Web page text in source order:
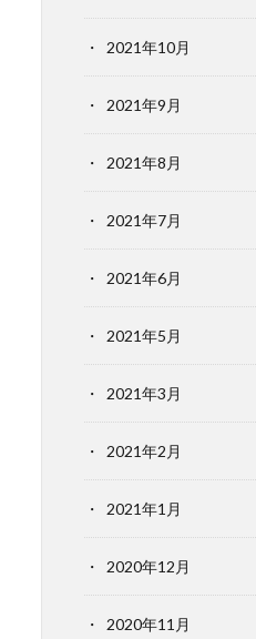
2021年10月
2021年9月
2021年8月
2021年7月
2021年6月
2021年5月
2021年3月
2021年2月
2021年1月
2020年12月
2020年11月